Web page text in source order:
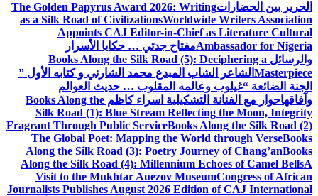
الحرير بين الحضاراتThe Golden Papyrus Award 2026: Writing
as a Silk Road of CivilizationsWorldwide Writers Association
Appoints CAJ Editor-in-Chief as Literature Cultural
Ambassador for Nigeriaمفتاح جدتي … حكايا الأسرار
والرسائل Books Along the Silk Road (5): Deciphering a
Masterpiece الشاعر الشاب المبدع محمد الشارني و كتابه الأول ”
الجنة الضائعة “غيلوب وعالمه المقلوب … حديث العوالم
وآفاقهاحوار مع الفنانة التشكيلية اسراء كاظم Books Along the
Silk Road (1): Blue Stream Reflecting the Moon, Integrity
Fragrant Through Public ServiceBooks Along the Silk Road (2)
The Global Poet: Mapping the World through VerseBooks
Along the Silk Road (3): Poetry Journey of Chang’anBooks
Along the Silk Road (4): Millennium Echoes of Camel BellsA
Visit to the Mukhtar Auezov MuseumCongress of African
Journalists Publishes August 2026 Edition of CAJ International